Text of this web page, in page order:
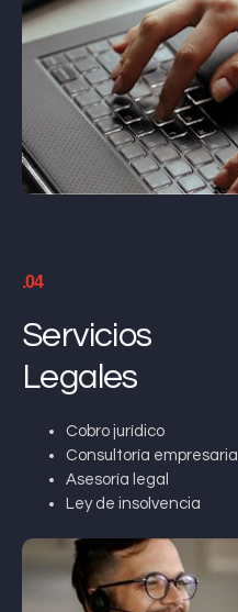
.04
Servicios
Legales
Cobro jurídico
Consultoría empresarial
Asesoría legal
Ley de insolvencia